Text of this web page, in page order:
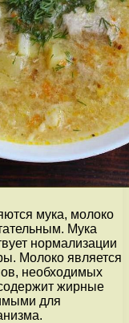
мука, молоко
Мука
нормализации
Молоко является
необходимых
жирные
для